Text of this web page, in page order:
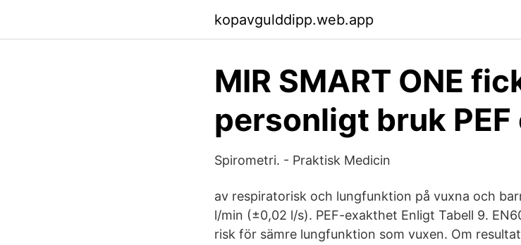
kopavgulddipp.web.app
MIR SMART ONE
personligt bruk PEF
Spirometri. - Praktisk Medicin
av respiratorisk och lungfunktion på vuxna och
l/min (±0,02 l/s). PEF-exakthet Enligt Tabell 9.
risk för sämre lungfunktion som vuxen. Om